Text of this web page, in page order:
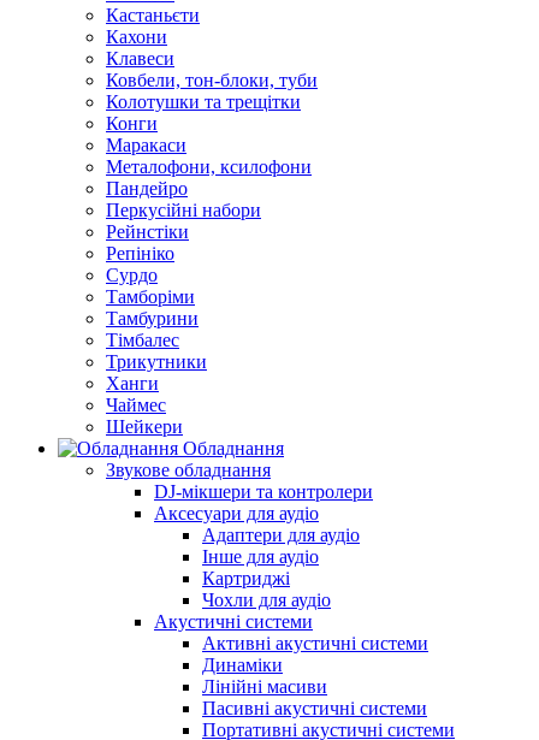
Кастаньєти
Кахони
Клавеси
Ковбели, тон-блоки, туби
Колотушки та трещітки
Конги
Маракаси
Металофони, ксилофони
Пандейро
Перкусійні набори
Рейнстіки
Репініко
Сурдо
Тамборіми
Тамбурини
Тімбалес
Трикутники
Ханги
Чаймес
Шейкери
Обладнання
Звукове обладнання
DJ-мікшери та контролери
Аксесуари для аудіо
Адаптери для аудіо
Інше для аудіо
Картриджі
Чохли для аудіо
Акустичні системи
Активні акустичні системи
Динаміки
Лінійні масиви
Пасивні акустичні системи
Портативні акустичні системи